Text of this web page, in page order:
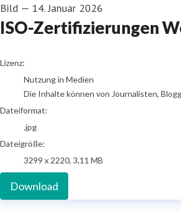
Bild — 14. Januar 2026
ISO-Zertifizierungen
go to media item
Lizenz:
Nutzung in Medien
Die Inhalte können von Journalisten,
Dateiformat:
.jpg
Dateigröße:
3299 x 2220, 3,11 MB
Download